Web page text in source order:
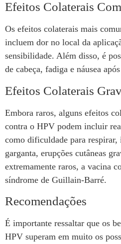
Efeitos Colaterais
Os efeitos colaterais mais
incluem dor no local da
sensibilidade. Além disso, é
de cabeça, fadiga e náusea
Efeitos Colaterais
Embora raros, alguns efeitos
contra o HPV podem incluir
como dificuldade para respirar,
garganta, erupções cutâneas
extremamente raros, a vacina
síndrome de Guillain-Barré.
Recomendações
É importante ressaltar que os
HPV superam em muito os